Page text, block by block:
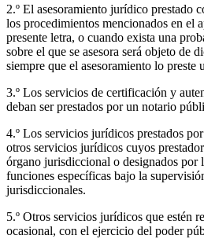
2.º El asesoramiento jurídico prestado
los procedimientos mencionados en el
presente letra, o cuando exista una
sobre el que se asesora será objeto de
siempre que el asesoramiento lo preste
3.º Los servicios de certificación y
deban ser prestados por un notario
4.º Los servicios jurídicos prestados
otros servicios jurídicos cuyos
órgano jurisdiccional o designados por
funciones específicas bajo la
jurisdiccionales.
5.º Otros servicios jurídicos que estén
ocasional, con el ejercicio del poder